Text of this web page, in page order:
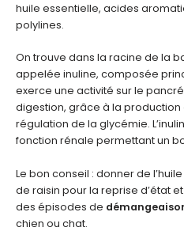
huile essentielle, acides
polylines.
On trouve dans la racine de la
appelée inuline, composée
exerce une activité sur le
digestion, grâce à la production
régulation de la glycémie.
fonction rénale permettant un
Le bon conseil : donner de
de raisin pour la reprise d’état
des épisodes de
chien ou chat.